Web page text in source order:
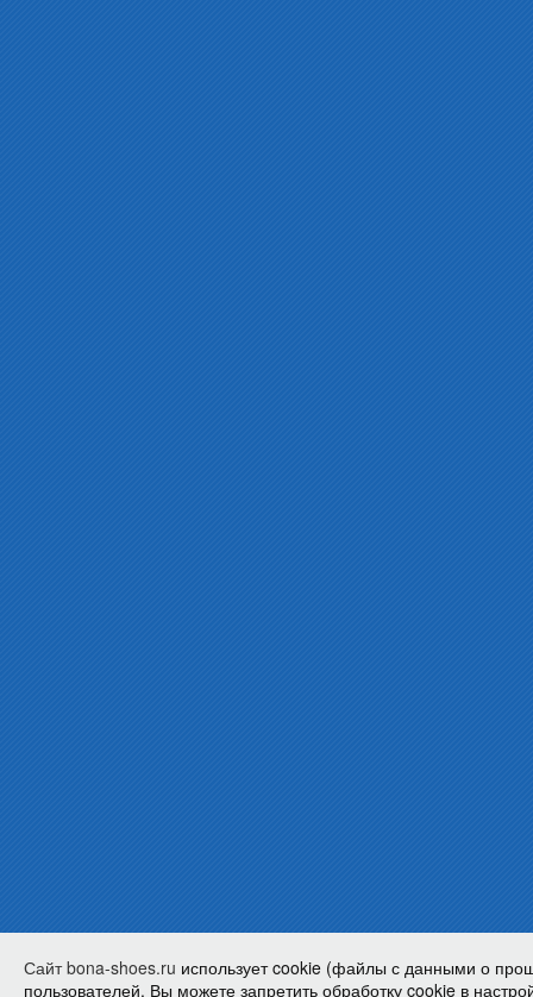
Сайт bona-shoes.ru использует cookie (файлы с данными о
пользователей. Вы можете запретить обработку cookie в